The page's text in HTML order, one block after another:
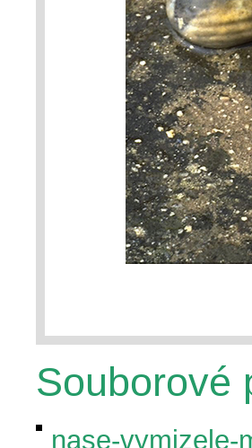
Souborové
nase-vymizele-